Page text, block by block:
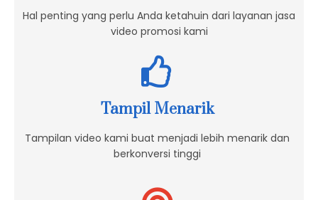
Hal penting yang perlu Anda ketahuin dari layanan jasa
video promosi kami
Tampil Menarik
Tampilan video kami buat menjadi lebih menarik dan
berkonversi tinggi